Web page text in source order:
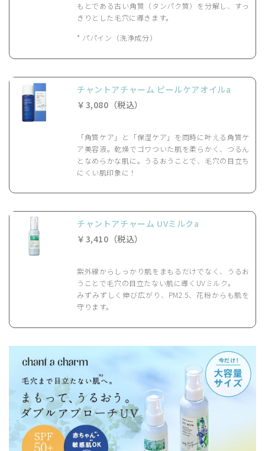
もとである古い角質（タンパク質）を分解し、すっ
きりとした毛穴に導きます。
* パパイン（洗浄成分）
チャントアチャーム ピールケアオイルa
￥3,080（税込）
「角質ケア」と「保湿ケア」を同時に叶える角質ケ
ア美容液。乾燥でゴワついた肌を柔らかく、つるん
となめらかな肌に。うるおうことで、毛穴の目立ち
にくい肌印象に！
チャントアチャーム UVミルクa
￥3,410（税込）
紫外線からしっかり肌をまもるだけでなく、うるお
うことで毛穴の目立たない肌に導くUVミルク。
みずみずしく伸び広がり、PM2.5、花粉からも肌を
守ります。